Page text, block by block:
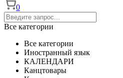
0
Все категории
Все категории
Иностранный язык
КАЛЕНДАРИ
Канцтовары